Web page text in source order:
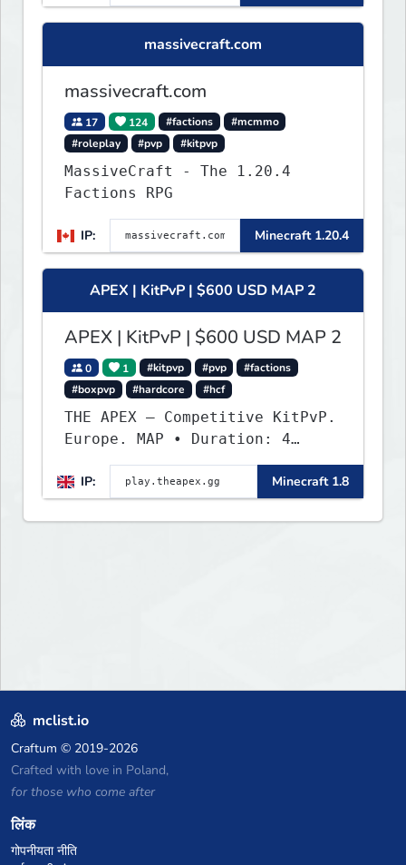
massivecraft.com
massivecraft.com
17 124 #factions
#mcmmo
#roleplay
#pvp #kitpvp
MassiveCraft - The 1.20.4
Factions RPG
IP: Minecraft 1.20.4
APEX | KitPvP | $600 USD MAP 2
APEX | KitPvP | $600 USD MAP 2
0 1 #kitpvp #pvp
#factions
#boxpvp
#hardcore #hcf
THE APEX — Competitive KitPvP.
Europe. MAP • Duration: 4
weeks • Region: Europe •
Teams: 8-man • Bow boosting
enabled • Combat tag: 15
seconds • 4 outposts · 4 daily
IP: Minecraft 1.8
mclist.io
Craftum © 2019-2026
Crafted with love in Poland,
for those who come after
लिंक
गोपनीयता नीति